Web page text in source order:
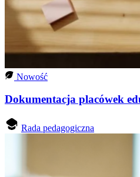
Nowość
Dokumentacja placówek
Rada pedagogiczna